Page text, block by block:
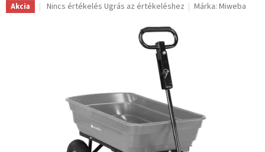
Akcia
A
Nincs értékelés Ugrás az értékeléshez Márka:Miweba